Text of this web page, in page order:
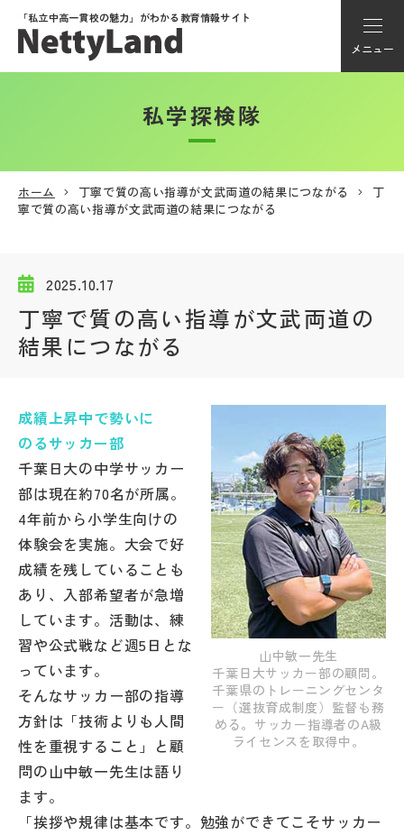
「私立中高一貫校の魅力」がわかる教育情報サイト
メニュー
アカウント登録
メニュー
学校動画
帰国生受験情報
説明会・イベント情報
よみもの
学校からのお知らせ
学校HP最新情報
特集
NettyLandかわら版
その他
私学探検隊
ホーム 丁寧で質の高い指導が文武両道の結果につながる
丁
寧で質の高い指導が文武両道の結果につながる
2025.10.17
丁寧で質の高い指導が文武両道の
結果につながる
山中敏一先生
千葉日大サッカー部の顧問。
千葉県のトレーニングセンタ
ー（選抜育成制度）監督も務
める。サッカー指導者のA級
ライセンスを取得中。
成績上昇中で勢いに
のるサッカー部
千葉日大の中学サッカー
部は現在約70名が所属。
4年前から小学生向けの
体験会を実施。大会で好
成績を残していることも
あり、入部希望者が急増
しています。活動は、練
習や公式戦など週5日とな
っています。
そんなサッカー部の指導
方針は「技術よりも人間
性を重視すること」と顧
問の山中敏一先生は語り
ます。
「挨拶や規律は基本です。勉強ができてこそサッカー